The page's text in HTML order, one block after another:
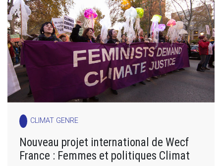
CLIMAT GENRE
Nouveau projet international de Wecf
France : Femmes et politiques Climat